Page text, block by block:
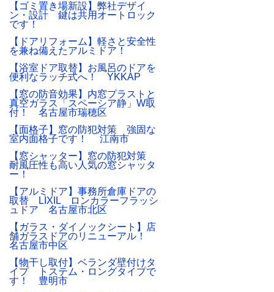
【ゴミ置き場新設】弊社デザイ
ン・設計 鍵は共用オートロック
です！
【ドアリフォーム】軽さと安全性
を兼ね備えたアルミドア！
【浴室ドア取替】お風呂のドアを
便利なラッチ式へ！ YKKAP
【窓の防音効果】内窓プラストと
真空ガラス「スペーシア静」W取
付！ 名古屋市瑞穂区
【面格子】窓の防犯対策 強固な
室内面格子です！ 江南市
【窓シャッター】窓の防犯対策
耐風圧性も高い人気の窓シャッタ
ー！
【アルミドア】事務所倉庫ドアの
取替 LIXIL ロンカラーフラッシ
ュドア 名古屋市北区
【ガラス・ダイノックシート】店
舗ガラスドアのリニューアル！
名古屋市中区
【物干し取付】ベランダ壁付けタ
イプ トステム・ロングタイプで
す！ 豊明市